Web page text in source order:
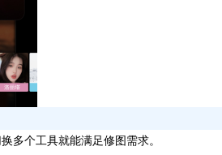
个工具就能满足修图需求。